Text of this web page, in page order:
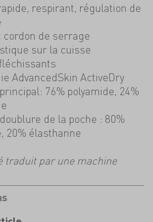
respirant, régulation de
cordon de serrage
sur la cuisse
AdvancedSkin ActiveDry
76% polyamide, 24%
de la poche : 80%
20% élasthanne
traduit par une machine